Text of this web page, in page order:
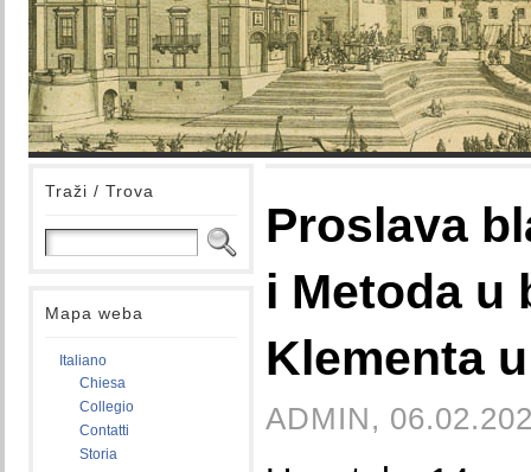
Traži / Trova
Mapa weba
Italiano
Chiesa
Collegio
Contatti
Storia
Proslava
i Metoda u
Klementa
ADMIN,